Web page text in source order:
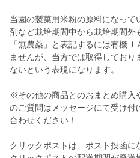
当園の製菓用米粉の原料になっ
剤など栽培期間中から栽培期間外
「無農薬」と表記するには有機
ませんが、当方では取得してお
ないという表現になります。
※その他の商品とのおまとめ購入
のご質問はメッセージにて受け
合わせください！
クリックポストは、ポスト投函に